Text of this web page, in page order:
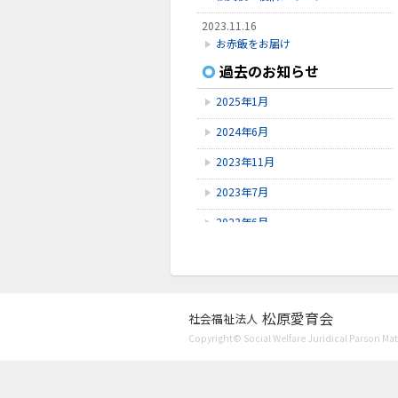
2023.11.16
お赤飯をお届け
2023.11.8
Instagram開設
2023.7.27
口腔ケア講習会
過去のお知らせ
2025年1月
2024年6月
2023年11月
2023年7月
2023年6月
2023年3月
2023年1月
社会福祉法人 松原愛育会
Copyright© Social Welfare Juridical Parson